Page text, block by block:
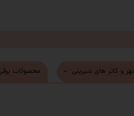
و کاتر های شیرینی محصولات